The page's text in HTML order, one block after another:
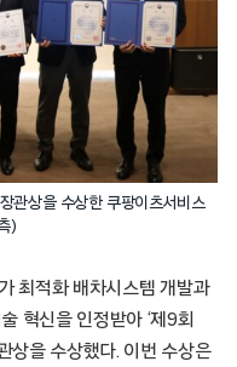
관상을 수상한 쿠팡이츠서비스
)
최적화 배차시스템 개발과
혁신을 인정받아 ‘제9회
상을 수상했다. 이번 수상은